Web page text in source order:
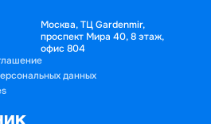
Москва, ТЦ Gardenmir,
проспект Мира 40, 8 этаж,
офис 804
данных